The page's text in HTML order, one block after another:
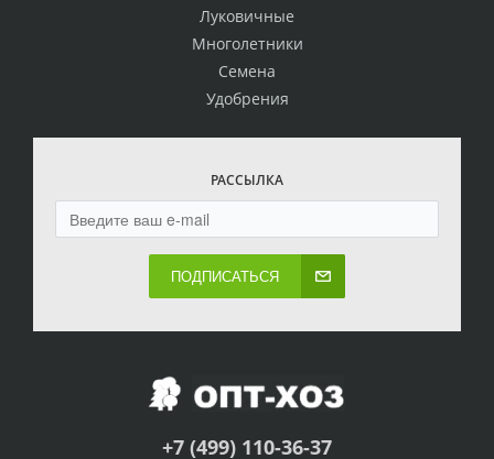
Луковичные
Многолетники
Семена
Удобрения
РАССЫЛКА
ПОДПИСАТЬСЯ
+7 (499) 110-36-37